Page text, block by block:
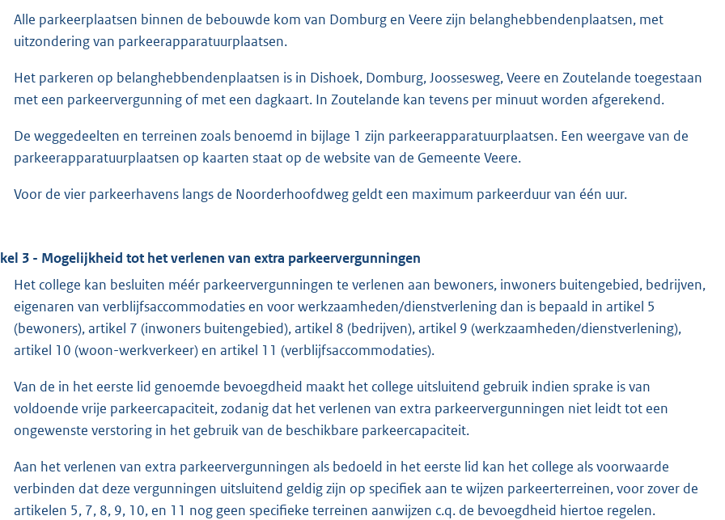
Alle parkeerplaatsen binnen de bebouwde kom van Domburg en Veere zijn belanghebbendenplaatsen, met
uitzondering van parkeerapparatuurplaatsen.
Het parkeren op belanghebbendenplaatsen is in Dishoek, Domburg, Joossesweg, Veere en Zoutelande toegestaan
met een parkeervergunning of met een dagkaart. In Zoutelande kan tevens per minuut worden afgerekend.
De weggedeelten en terreinen zoals benoemd in bijlage 1 zijn parkeerapparatuurplaatsen. Een weergave van de
parkeerapparatuurplaatsen op kaarten staat op de website van de Gemeente Veere.
Voor de vier parkeerhavens langs de Noorderhoofdweg geldt een maximum parkeerduur van één uur.
3 - Mogelijkheid tot het verlenen van extra parkeervergunningen
Het college kan besluiten méér parkeervergunningen te verlenen aan bewoners, inwoners buitengebied, bedrijven,
eigenaren van verblijfsaccommodaties en voor werkzaamheden/dienstverlening dan is bepaald in artikel 5
(bewoners), artikel 7 (inwoners buitengebied), artikel 8 (bedrijven), artikel 9 (werkzaamheden/dienstverlening),
artikel 10 (woon-werkverkeer) en artikel 11 (verblijfsaccommodaties).
Van de in het eerste lid genoemde bevoegdheid maakt het college uitsluitend gebruik indien sprake is van
voldoende vrije parkeercapaciteit, zodanig dat het verlenen van extra parkeervergunningen niet leidt tot een
ongewenste verstoring in het gebruik van de beschikbare parkeercapaciteit.
Aan het verlenen van extra parkeervergunningen als bedoeld in het eerste lid kan het college als voorwaarde
verbinden dat deze vergunningen uitsluitend geldig zijn op specifiek aan te wijzen parkeerterreinen, voor zover de
artikelen 5, 7, 8, 9, 10, en 11 nog geen specifieke terreinen aanwijzen c.q. de bevoegdheid hiertoe regelen.